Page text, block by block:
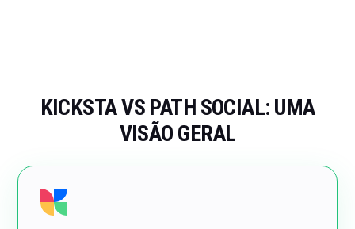
KICKSTA VS PATH SOCIAL: UMA
VISÃO GERAL